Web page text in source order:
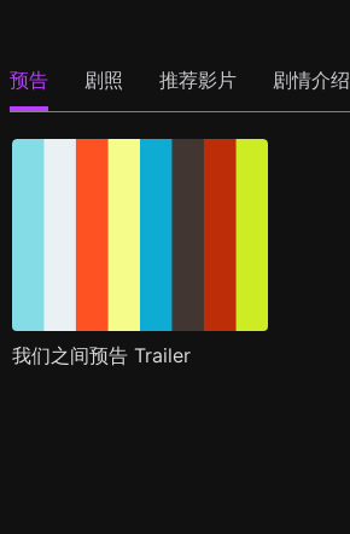
预告 剧照 推荐影片 剧情介绍
我们之间预告 Trailer